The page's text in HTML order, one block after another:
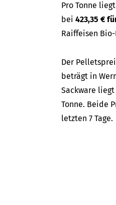
Pro Tonne
bei 423,35 €
Raiffeisen
Der
beträgt in
Sackware
Tonne. Beide
letzten 7 Tage.